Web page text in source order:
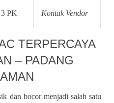
3 PK Kontak Vendor
TERPERCAYA
– PADANG
dan bocor menjadi salah satu